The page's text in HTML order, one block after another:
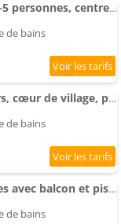
Appartement cosy pour 4-5 personnes, centre village, proche pistes, ascenseur, bien équipé - FR-1-34
de bains
Appartement cosy 2-4 pers, cœur de village, proche pistes, piscine l'été - FR-1-342-207
de bains
Appartement cosy 2 étoiles avec balcon et piscine – Idéal pour 4/5 pers. proche station de ski - FR-
de bains